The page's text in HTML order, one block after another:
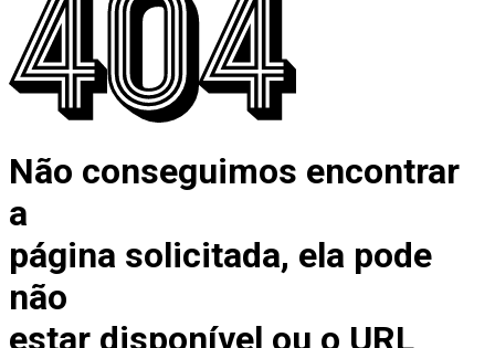
Não conseguimos encontrar
a
página solicitada, ela pode
não
estar disponível ou o URL